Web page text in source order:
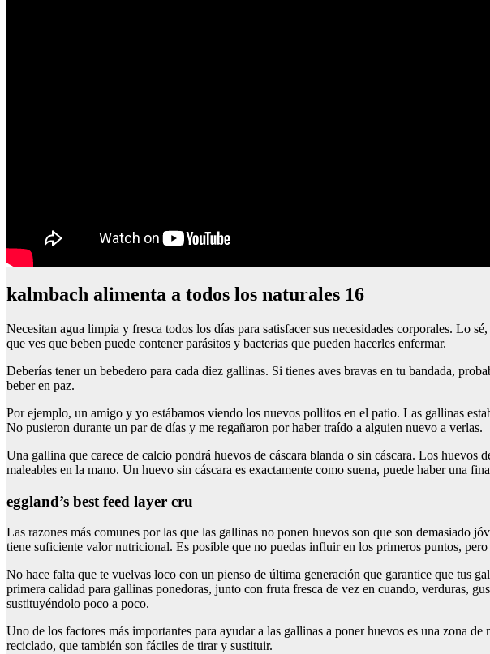
kalmbach alimenta a todos los naturales 16
Necesitan agua limpia y fresca todos los días para satisfacer sus necesidades corporales. Lo
que ves que beben puede contener parásitos y bacterias que pueden hacerles enfermar.
Deberías tener un bebedero para cada diez gallinas. Si tienes aves bravas en tu bandada,
beber en paz.
Por ejemplo, un amigo y yo estábamos viendo los nuevos pollitos en el patio. Las gallinas
No pusieron durante un par de días y me regañaron por haber traído a alguien nuevo a verlas.
Una gallina que carece de calcio pondrá huevos de cáscara blanda o sin cáscara. Los huevos
maleables en la mano. Un huevo sin cáscara es exactamente como suena, puede haber una
eggland’s best feed layer cru
Las razones más comunes por las que las gallinas no ponen huevos son que son demasiado
tiene suficiente valor nutricional. Es posible que no puedas influir en los primeros puntos,
No hace falta que te vuelvas loco con un pienso de última generación que garantice que tus
primera calidad para gallinas ponedoras, junto con fruta fresca de vez en cuando, verduras,
sustituyéndolo poco a poco.
Uno de los factores más importantes para ayudar a las gallinas a poner huevos es una zona
reciclado, que también son fáciles de tirar y sustituir.